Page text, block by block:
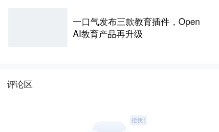
一口气发布三款教育插件，Open
AI教育产品再升级
评论区